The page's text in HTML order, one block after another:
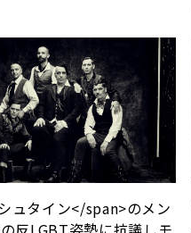
ュタイン</span>のメン